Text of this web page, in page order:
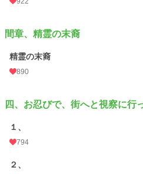
間章、精霊の末裔
精霊の末裔
890
四、お忍びで、街へと視察に行
１、
794
２、